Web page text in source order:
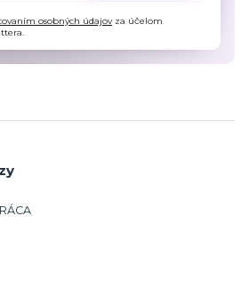
osobných údajovza účelom